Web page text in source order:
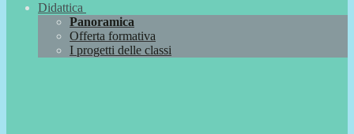
Didattica
Panoramica
Offerta formativa
I progetti delle classi